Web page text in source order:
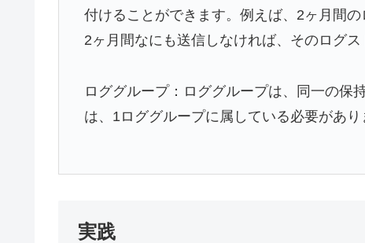
付けることができます。例えば、2ヶ月間
2ヶ月間なにも送信しなければ、そのログ
ロググループ：ロググループは、同一の保
は、1ロググループに属している必要があ
実践